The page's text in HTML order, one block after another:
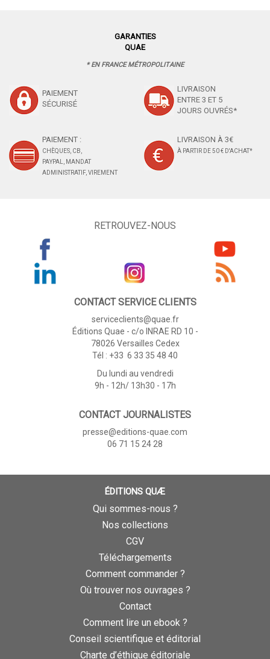
GARANTIES
QUAE
* EN FRANCE MÉTROPOLITAINE
PAIEMENT
SÉCURISÉ
LIVRAISON
ENTRE 3 ET 5
JOURS OUVRÉS*
PAIEMENT :
CHÈQUES, CB,
PAYPAL, MANDAT
ADMINISTRATIF, VIREMENT
LIVRAISON À 3€
À PARTIR DE 50 € D'ACHAT*
RETROUVEZ-NOUS
CONTACT SERVICE CLIENTS
serviceclients@quae.fr
Éditions Quae - c/o INRAE RD 10 -
78026 Versailles Cedex
Tél : +33 6 33 35 48 40
Du lundi au vendredi
9h - 12h/ 13h30 - 17h
CONTACT JOURNALISTES
presse@editions-quae.com
06 71 15 24 28
ÉDITIONS QUÆ
Qui sommes-nous ?
Nos collections
CGV
Téléchargements
Comment commander ?
Où trouver nos ouvrages ?
Contact
Comment lire un ebook ?
Conseil scientifique et éditorial
Charte d’éthique éditoriale